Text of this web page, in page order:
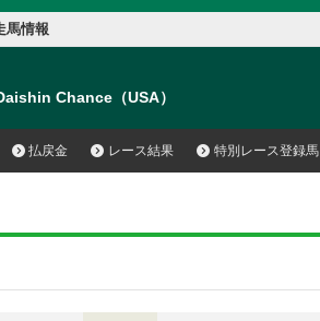
馬情報
Chance（USA）
払戻金 レース結果 特別レース登録馬